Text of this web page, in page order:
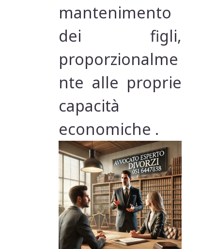
mantenimento
dei figli,
proporzionalme
nte alle proprie
capacità
economiche .